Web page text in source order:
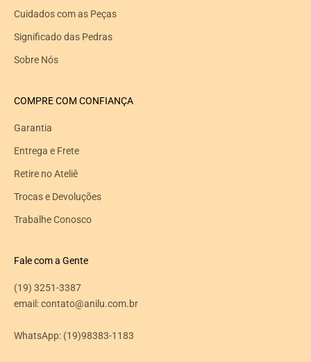
Cuidados com as Peças
Significado das Pedras
Sobre Nós
COMPRE COM CONFIANÇA
Garantia
Entrega e Frete
Retire no Ateliê
Trocas e Devoluções
Trabalhe Conosco
Fale com a Gente
(19) 3251-3387
email: contato@anilu.com.br
WhatsApp: (19)98383-1183